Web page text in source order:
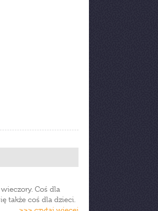
Coś dla
także coś dla dzieci.